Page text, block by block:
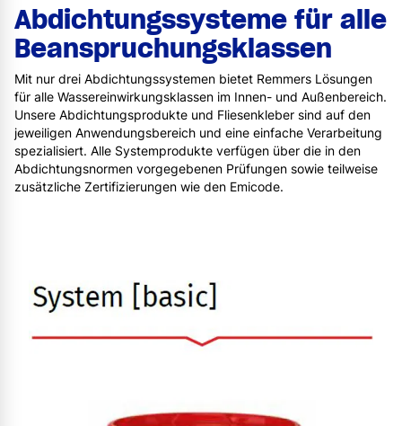
Abdichtungssysteme für alle
Beanspruchungsklassen
Mit nur drei Abdichtungssystemen bietet Remmers Lösungen
für alle Wassereinwirkungsklassen im Innen- und Außenbereich.
Unsere Abdichtungsprodukte und Fliesenkleber sind auf den
jeweiligen Anwendungsbereich und eine einfache Verarbeitung
spezialisiert. Alle Systemprodukte verfügen über die in den
Abdichtungsnormen vorgegebenen Prüfungen sowie teilweise
zusätzliche Zertifizierungen wie den Emicode.